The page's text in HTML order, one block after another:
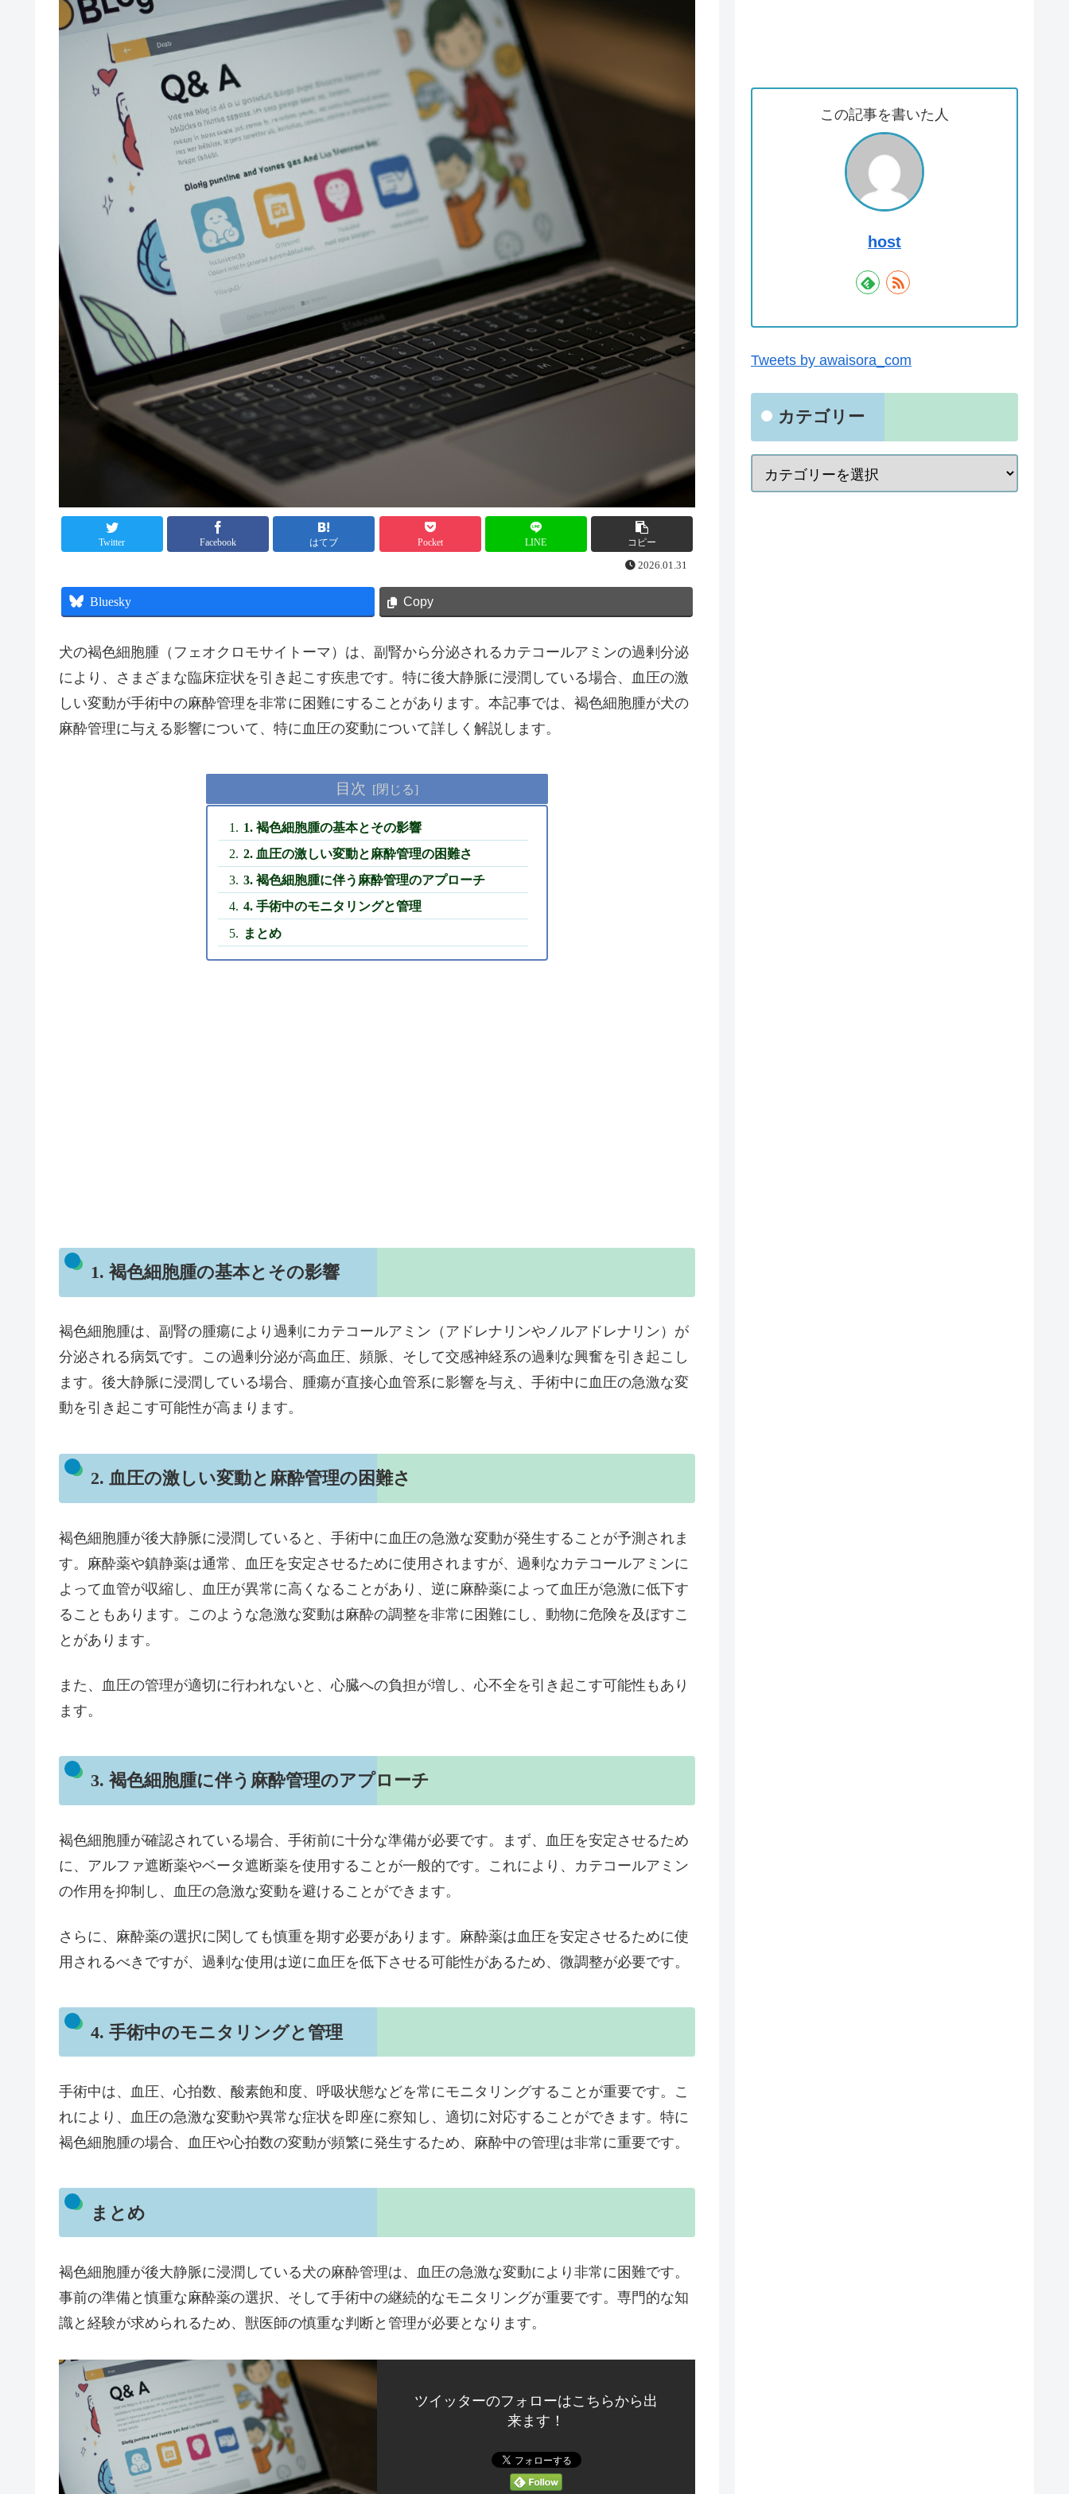
Twitter Facebook はてブ Pocket LINE コピー
2026.01.31
Bluesky Copy
犬の褐色細胞腫（フェオクロモサイトーマ）は、副腎から分泌されるカテコールアミンの過剰分泌
により、さまざまな臨床症状を引き起こす疾患です。特に後大静脈に浸潤している場合、血圧の激
しい変動が手術中の麻酔管理を非常に困難にすることがあります。本記事では、褐色細胞腫が犬の
麻酔管理に与える影響について、特に血圧の変動について詳しく解説します。
目次
1. 褐色細胞腫の基本とその影響
2. 血圧の激しい変動と麻酔管理の困難さ
3. 褐色細胞腫に伴う麻酔管理のアプローチ
4. 手術中のモニタリングと管理
まとめ
1. 褐色細胞腫の基本とその影響
褐色細胞腫は、副腎の腫瘍により過剰にカテコールアミン（アドレナリンやノルアドレナリン）が
分泌される病気です。この過剰分泌が高血圧、頻脈、そして交感神経系の過剰な興奮を引き起こし
ます。後大静脈に浸潤している場合、腫瘍が直接心血管系に影響を与え、手術中に血圧の急激な変
動を引き起こす可能性が高まります。
2. 血圧の激しい変動と麻酔管理の困難さ
褐色細胞腫が後大静脈に浸潤していると、手術中に血圧の急激な変動が発生することが予測されま
す。麻酔薬や鎮静薬は通常、血圧を安定させるために使用されますが、過剰なカテコールアミンに
よって血管が収縮し、血圧が異常に高くなることがあり、逆に麻酔薬によって血圧が急激に低下す
ることもあります。このような急激な変動は麻酔の調整を非常に困難にし、動物に危険を及ぼすこ
とがあります。
また、血圧の管理が適切に行われないと、心臓への負担が増し、心不全を引き起こす可能性もあり
ます。
3. 褐色細胞腫に伴う麻酔管理のアプローチ
褐色細胞腫が確認されている場合、手術前に十分な準備が必要です。まず、血圧を安定させるため
に、アルファ遮断薬やベータ遮断薬を使用することが一般的です。これにより、カテコールアミン
の作用を抑制し、血圧の急激な変動を避けることができます。
さらに、麻酔薬の選択に関しても慎重を期す必要があります。麻酔薬は血圧を安定させるために使
用されるべきですが、過剰な使用は逆に血圧を低下させる可能性があるため、微調整が必要です。
4. 手術中のモニタリングと管理
手術中は、血圧、心拍数、酸素飽和度、呼吸状態などを常にモニタリングすることが重要です。こ
れにより、血圧の急激な変動や異常な症状を即座に察知し、適切に対応することができます。特に
褐色細胞腫の場合、血圧や心拍数の変動が頻繁に発生するため、麻酔中の管理は非常に重要です。
まとめ
褐色細胞腫が後大静脈に浸潤している犬の麻酔管理は、血圧の急激な変動により非常に困難です。
事前の準備と慎重な麻酔薬の選択、そして手術中の継続的なモニタリングが重要です。専門的な知
識と経験が求められるため、獣医師の慎重な判断と管理が必要となります。
ツイッターのフォローはこちらから出
来ます！
この記事を書いた人
host
Tweets by awaisora_com
カテゴリー